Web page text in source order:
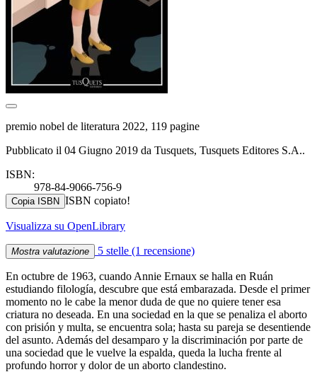
premio nobel de literatura 2022, 119 pagine
Pubblicato il 04 Giugno 2019 da Tusquets, Tusquets Editores S.A..
ISBN:
978-84-9066-756-9
Copia ISBN ISBN copiato!
Visualizza su OpenLibrary
Mostra valutazione 5 stelle (1 recensione)
En octubre de 1963, cuando Annie Ernaux se halla en Ruán
estudiando filología, descubre que está embarazada. Desde el primer
momento no le cabe la menor duda de que no quiere tener esa
criatura no deseada. En una sociedad en la que se penaliza el aborto
con prisión y multa, se encuentra sola; hasta su pareja se desentiende
del asunto. Además del desamparo y la discriminación por parte de
una sociedad que le vuelve la espalda, queda la lucha frente al
profundo horror y dolor de un aborto clandestino.